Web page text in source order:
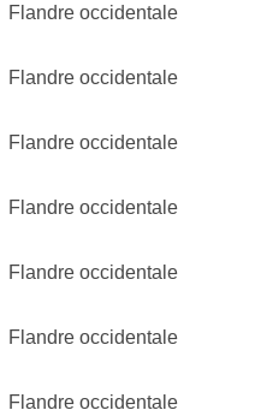
Flandre occidentale
Flandre occidentale
Flandre occidentale
Flandre occidentale
Flandre occidentale
Flandre occidentale
Flandre occidentale